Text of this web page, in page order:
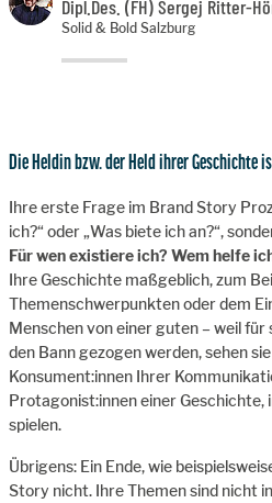
Dipl.Des. (FH) Sergej Ritter-
Solid & Bold Salzburg
Die Heldin bzw. der Held ihrer Geschichte
Ihre erste Frage im Brand Story
ich?“ oder „Was biete ich an?“,
Für wen existiere ich? Wem helfe
Ihre Geschichte maßgeblich, zum
Themenschwerpunkten oder dem
Menschen von einer guten – weil
den Bann gezogen werden, sehen
Konsument:innen Ihrer
Protagonist:innen einer Geschichte,
spielen.
Übrigens: Ein Ende, wie
Story nicht. Ihre Themen sind nicht